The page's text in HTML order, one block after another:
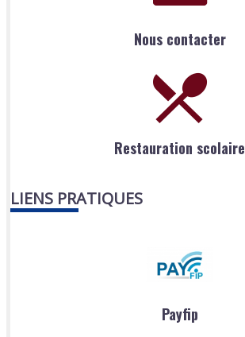
Nous contacter
Restauration scolaire
LIENS PRATIQUES
Payfip